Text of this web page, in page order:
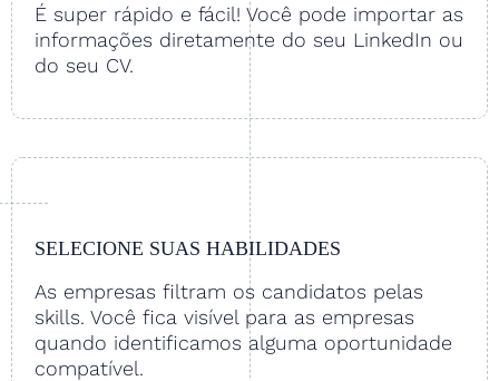
É super rápido e fácil! Você pode importar as
informações diretamente do seu LinkedIn ou
do seu CV.
SELECIONE SUAS HABILIDADES
As empresas filtram os candidatos pelas
skills. Você fica visível para as empresas
quando identificamos alguma oportunidade
compatível.